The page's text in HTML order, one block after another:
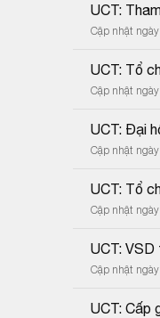
UCT:
Cập nhật
UCT: Tổ
Cập nhật
UCT: Đại
Cập nhật
UCT: Tổ
Cập nhật
UCT:
Cập nhật
UCT: Cấp